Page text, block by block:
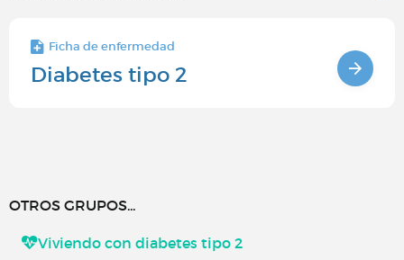
Ficha de enfermedad
Diabetes tipo 2
OTROS GRUPOS...
Viviendo con diabetes tipo 2